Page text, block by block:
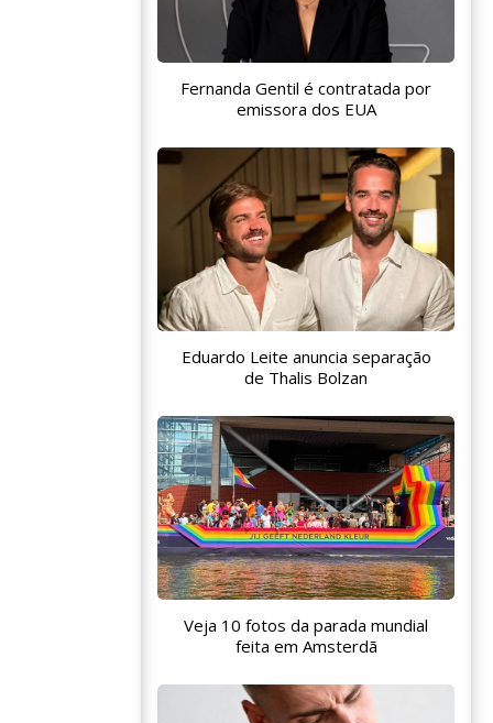
Fernanda Gentil é contratada por
emissora dos EUA
Eduardo Leite anuncia separação
de Thalis Bolzan
Veja 10 fotos da parada mundial
feita em Amsterdã